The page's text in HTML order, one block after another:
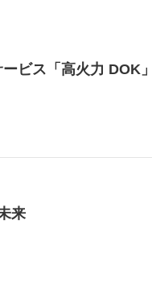
ビス「高火力 DOK
来